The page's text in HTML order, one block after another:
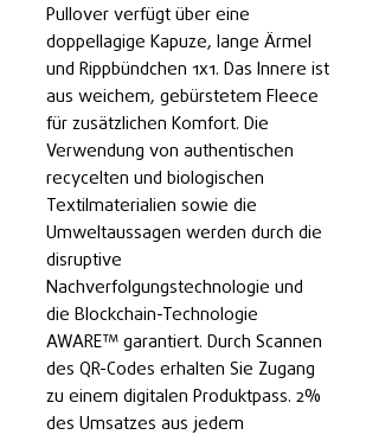
Pullover verfügt über eine
doppellagige Kapuze, lange Ärmel
und Rippbündchen 1x1. Das Innere ist
aus weichem, gebürstetem Fleece
für zusätzlichen Komfort. Die
Verwendung von authentischen
recycelten und biologischen
Textilmaterialien sowie die
Umweltaussagen werden durch die
disruptive
Nachverfolgungstechnologie und
die Blockchain-Technologie
AWARE™ garantiert. Durch Scannen
des QR-Codes erhalten Sie Zugang
zu einem digitalen Produktpass. 2%
des Umsatzes aus jedem